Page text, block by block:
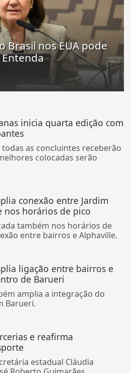
Brasil nos EUA pode
inicia quarta edição com
as concluintes receberão
colocadas serão
conexão entre Jardim
nos horários de pico
também nos horários de
entre bairros e Alphaville.
ligação entre bairros e
de Barueri
amplia a integração do
Barueri.
e reafirma
estadual Cláudia